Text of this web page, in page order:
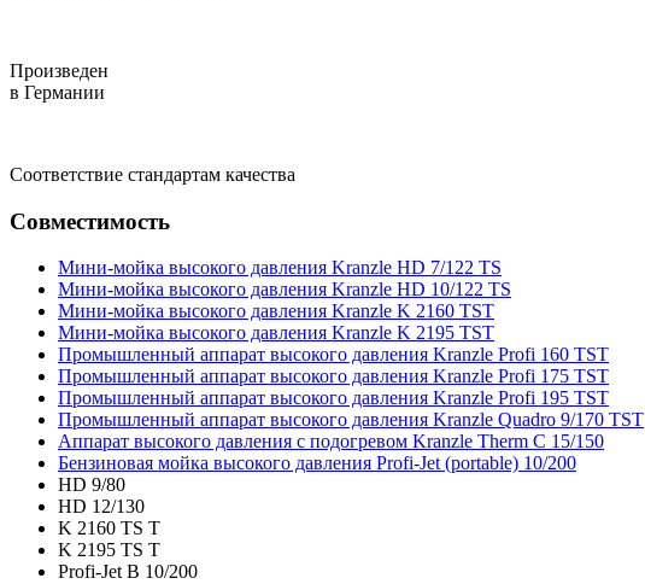
Произведен
в Германии
Соответствие стандартам качества
Совместимость
Мини-мойка высокого давления Kranzle HD 7/122 TS
Мини-мойка высокого давления Kranzle HD 10/122 TS
Мини-мойка высокого давления Kranzle K 2160 TST
Мини-мойка высокого давления Kranzle K 2195 TST
Промышленный аппарат высокого давления Kranzle Profi 160 TST
Промышленный аппарат высокого давления Kranzle Profi 175 TST
Промышленный аппарат высокого давления Kranzle Profi 195 TST
Промышленный аппарат высокого давления Kranzle Quadro 9/170 TST
Аппарат высокого давления с подогревом Kranzle Therm C 15/150
Бензиновая мойка высокого давления Profi-Jet (portable) 10/200
HD 9/80
HD 12/130
K 2160 TS T
K 2195 TS T
Profi-Jet B 10/200